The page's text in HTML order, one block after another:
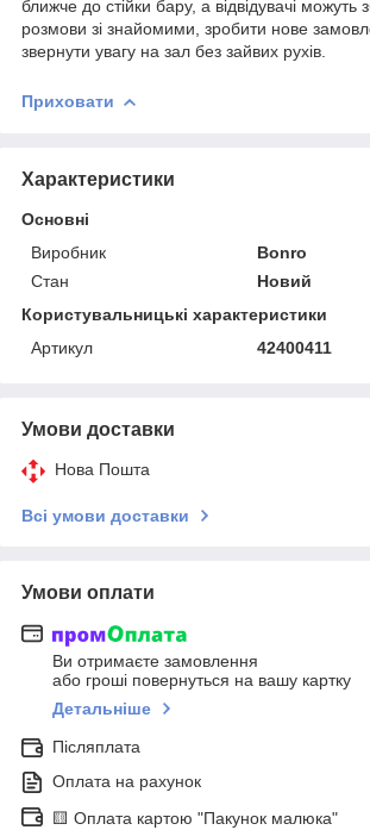
ближче до стійки бару, а відвідувачі можуть
розмови зі знайомими, зробити нове
звернути увагу на зал без зайвих рухів.
Приховати
Характеристики
Основні
Виробник
Bonro
Стан
Новий
Користувальницькі характеристики
Артикул
42400411
Умови доставки
Нова Пошта
Всі умови доставки
Умови оплати
Ви отримаєте замовлення
або гроші повернуться на вашу картку
Детальніше
Післяплата
Оплата на рахунок
🟨 Оплата картою "Пакунок малюка"